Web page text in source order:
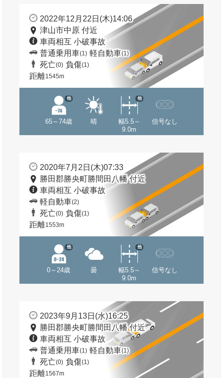
2022年12月22日(木)14:06
津山市中原 付近
車両相互 小破事故
普通乗用車(1) 軽自動車(1)
死亡(0) 負傷(1)
距離1545m
65～74歳
他
晴
幅5.5～
9.0m
他
信号なし
2020年7月2日(木)07:33
勝田郡勝央町勝間田八幡 付近
車両相互 小破事故
軽自動車(2)
死亡(0) 負傷(1)
距離1553m
0～24歳
他
曇
幅5.5～
9.0m
他
信号なし
2023年9月13日(水)16:25
勝田郡勝央町勝間田八幡 付近
車両相互 小破事故
普通乗用車(1) 軽自動車(1)
死亡(0) 負傷(1)
距離1567m